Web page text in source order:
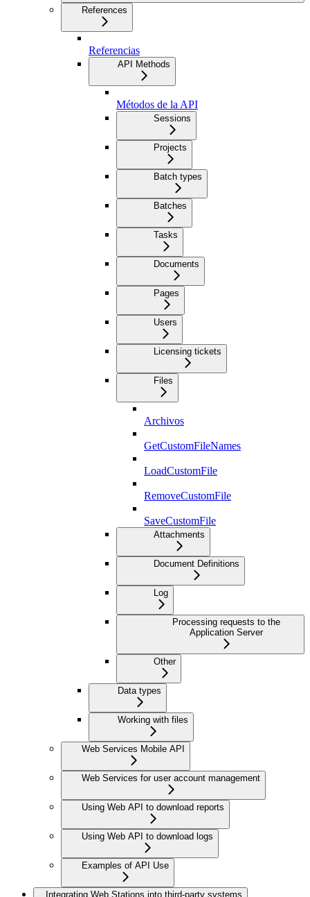
References
Referencias
API Methods
Métodos de la API
Sessions
Projects
Batch types
Batches
Tasks
Documents
Pages
Users
Licensing tickets
Files
Archivos
GetCustomFileNames
LoadCustomFile
RemoveCustomFile
SaveCustomFile
Attachments
Document Definitions
Log
Processing requests to the
Application Server
Other
Data types
Working with files
Web Services Mobile API
Web Services for user account management
Using Web API to download reports
Using Web API to download logs
Examples of API Use
Integrating Web Stations into third-party systems